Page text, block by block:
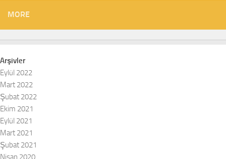
MORE
Arşivler
Eylül 2022
Mart 2022
Şubat 2022
Ekim 2021
Eylül 2021
Mart 2021
Şubat 2021
Nisan 2020